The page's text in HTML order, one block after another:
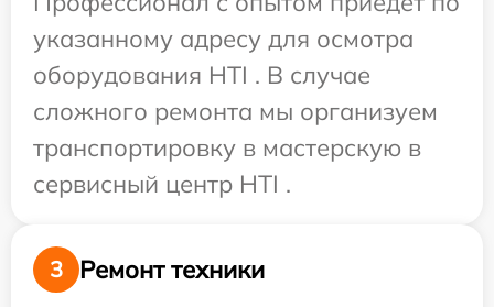
указанному адресу для осмотра
оборудования HTI . В случае
сложного ремонта мы организуем
транспортировку в мастерскую в
сервисный центр HTI .
3
Ремонт техники